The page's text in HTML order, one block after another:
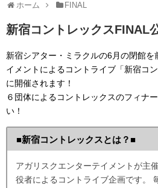
ホーム FINAL
新宿コントレックスFINAL
新宿シアター・ミラクルの6月の閉館
イメントによるコントライブ「新宿コ
に開催されます！
６団体によるコントレックスのフィナ
い！
■新宿コントレックスとは？■
アガリスクエンターテイメントが主
役者によるコントライブ企画です。